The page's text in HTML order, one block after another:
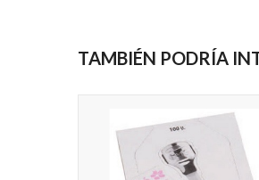
TAMBIÉN PODRÍA